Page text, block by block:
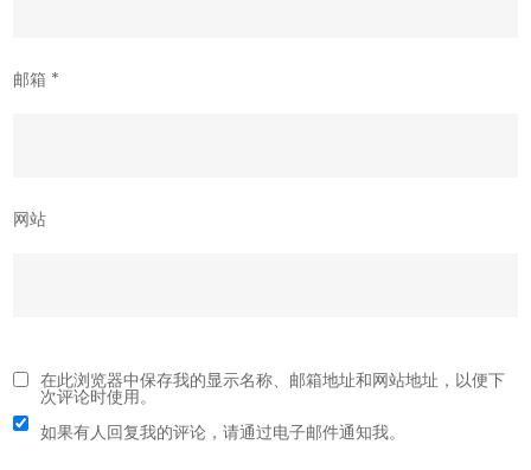
邮箱 *
网站
在此浏览器中保存我的显示名称、邮箱地址和网站地址，以便下
次评论时使用。
如果有人回复我的评论，请通过电子邮件通知我。